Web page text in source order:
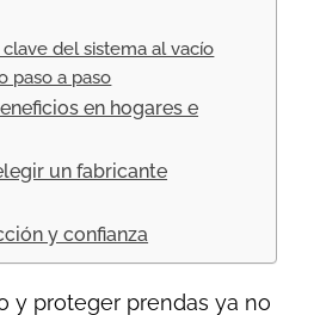
del sistema al vacío
paso a paso
en hogares e
un fabricante
y confianza
y proteger prendas ya no